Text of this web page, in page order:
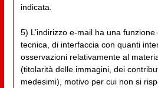
indicata.
5) L’indirizzo e-mail ha una
tecnica, di interfaccia con quanti
osservazioni relativamente al
(titolarità delle immagini, dei
medesimi), motivo per cui non si